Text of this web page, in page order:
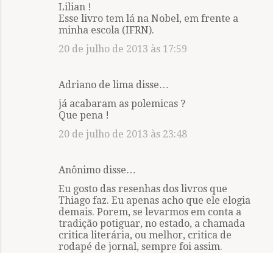
Lilian !
Esse livro tem lá na Nobel, em frente a
minha escola (IFRN).
20 de julho de 2013 às 17:59
Adriano de lima disse…
já acabaram as polemicas ?
Que pena !
20 de julho de 2013 às 23:48
Anônimo disse…
Eu gosto das resenhas dos livros que
Thiago faz. Eu apenas acho que ele elogia
demais. Porem, se levarmos em conta a
tradição potiguar, no estado, a chamada
critica literária, ou melhor, critica de
rodapé de jornal, sempre foi assim.